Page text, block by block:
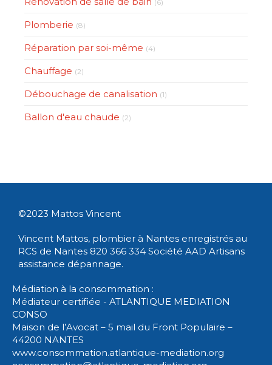
(6)
Plomberie (8)
Réparation par soi-même (4)
Chauffage (2)
Débouchage de canalisation (1)
Ballon d'eau chaude (2)
©2023 Mattos Vincent
Vincent Mattos, plombier à Nantes enregistrés au
RCS de Nantes 820 366 334 Société AAD Artisans
assistance dépannage.
Médiation à la consommation :
Médiateur certifiée - ATLANTIQUE MEDIATION
CONSO
Maison de l’Avocat – 5 mail du Front Populaire –
44200 NANTES
www.consommation.atlantique-mediation.org